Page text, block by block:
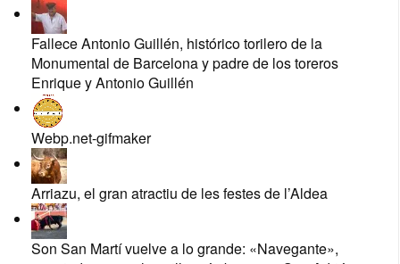
Fallece Antonio Guillén, histórico torilero de la
Monumental de Barcelona y padre de los toreros
Enrique y Antonio Guillén
Webp.net-gifmaker
Arriazu, el gran atractiu de les festes de l’Aldea
Son San Martí vuelve a lo grande: «Navegante»,